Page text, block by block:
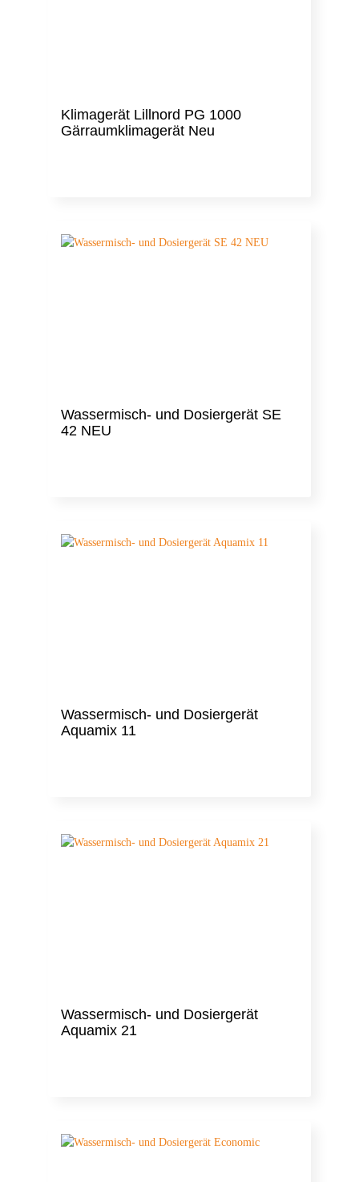
Klimagerät Lillnord PG 1000
Gärraumklimagerät Neu
Wassermisch- und Dosiergerät SE
42 NEU
Wassermisch- und Dosiergerät
Aquamix 11
Wassermisch- und Dosiergerät
Aquamix 21